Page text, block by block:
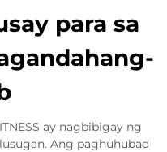
para sa
ay nagbibigay ng
Ang paghuhubad